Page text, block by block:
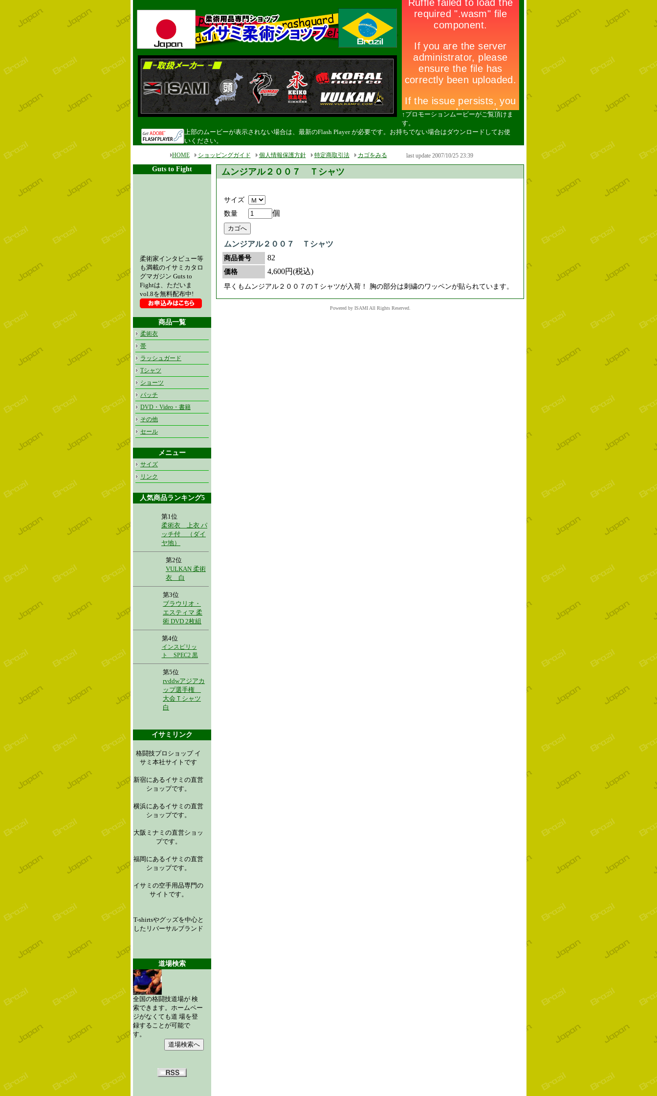
↑プロモーションムービーがご覧頂けま
す。
上部のムービーが表示されない場合は、最新のFlash Player が必要です。お持ちでない場合はダウンロードしてお使
いください。
HOME ショッピングガイド 個人情報保護方針 特定商取引法 カゴをみる last update 2007/10/25 23:39
Guts to Fight
柔術家インタビュー等
も満載のイサミカタロ
グマガジン Guts to
Fightは、ただいま
vol.8を無料配布中!
商品一覧
柔術衣
帯
ラッシュガード
Tシャツ
ショーツ
パッチ
DVD・Video・書籍
その他
セール
メニュー
サイズ
リンク
人気商品ランキング5
第1位
柔術衣 上衣 パ
ッチ付 （ダイ
ヤ地）
第2位
VULKAN 柔術
衣 白
第3位
ブラウリオ・
エスティマ 柔
術 DVD 2枚組
第4位
インスピリッ
ト SPEC2 黒
第5位
rvddwアジアカ
ップ選手権
大会Ｔシャツ
白
イサミリンク
格闘技プロショップ イ
サミ本社サイトです
新宿にあるイサミの直営
ショップです。
横浜にあるイサミの直営
ショップです。
大阪ミナミの直営ショッ
プです。
福岡にあるイサミの直営
ショップです。
イサミの空手用品専門の
サイトです。
T-shirtsやグッズを中心と
したリバーサルブランド
道場検索
全国の格闘技道場が 検
索できます。ホームペー
ジがなくても道 場を登
録することが可能で
す。
ムンジアル２００７ Ｔシャツ
サイズ
数量
個
ムンジアル２００７ Ｔシャツ
商品番号 82
価格 4,600円(税込)
早くもムンジアル２００７のＴシャツが入荷！ 胸の部分は刺繍のワッペンが貼られています。
Powered by ISAMI All Rights Reserved.